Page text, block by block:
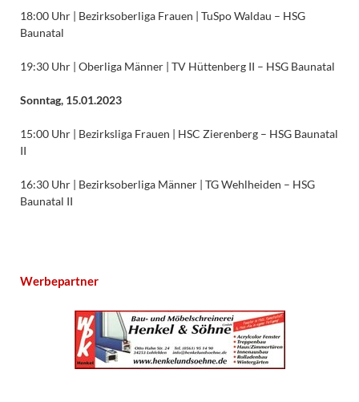
18:00 Uhr | Bezirksoberliga Frauen | TuSpo Waldau – HSG
Baunatal
19:30 Uhr | Oberliga Männer | TV Hüttenberg II – HSG Baunatal
Sonntag, 15.01.2023
15:00 Uhr | Bezirksliga Frauen | HSC Zierenberg – HSG Baunatal
II
16:30 Uhr | Bezirksoberliga Männer | TG Wehlheiden – HSG
Baunatal II
Werbepartner